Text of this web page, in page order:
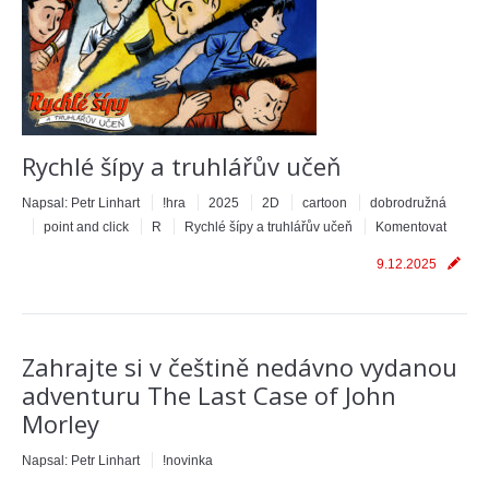
Rychlé šípy a truhlářův učeň
Napsal: Petr Linhart !hra 2025 2D cartoon
dobrodružná
point and click
R Rychlé šípy a truhlářův učeň Komentovat
9.12.2025
Zahrajte si v češtině nedávno vydanou
adventuru The Last Case of John
Morley
Napsal: Petr Linhart !novinka